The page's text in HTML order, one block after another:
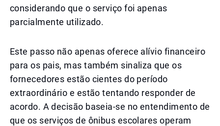
considerando que o serviço foi apenas
parcialmente utilizado.
Este passo não apenas oferece alívio financeiro
para os pais, mas também sinaliza que os
fornecedores estão cientes do período
extraordinário e estão tentando responder de
acordo. A decisão baseia-se no entendimento de
que os serviços de ônibus escolares operam